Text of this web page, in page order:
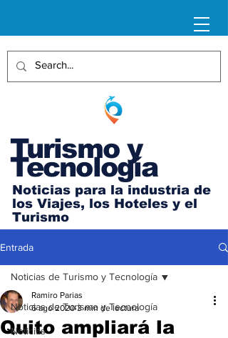
Turismo y
Tecnología
Noticias para la industria de
los Viajes, los Hoteles y el
Turismo
Entrada
Noticias de Turismo y Tecnología
Noticias
Noticias de Turismo y Tecnología
Quito ampliará la
Ramiro Parias
6 ago 2020 3 min de lectura